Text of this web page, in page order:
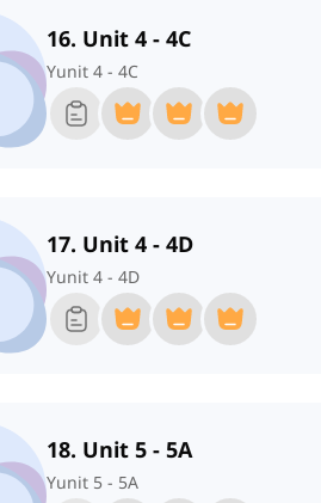
16. Unit 4 - 4C
Yunit 4 - 4C
17. Unit 4 - 4D
Yunit 4 - 4D
18. Unit 5 - 5A
Yunit 5 - 5A